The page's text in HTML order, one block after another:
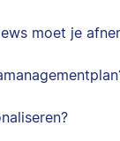
moet je